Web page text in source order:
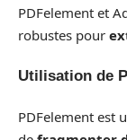
PDFelement et
robustes pour
Utilisation de
PDFelement est